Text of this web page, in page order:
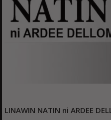
LINAWIN NATIN ni ARDEE